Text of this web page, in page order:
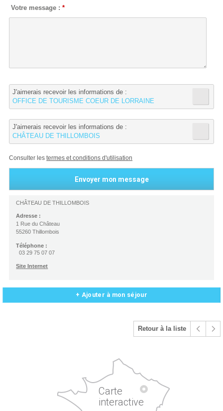
Votre message :*
J'aimerais recevoir les informations de :
OFFICE DE TOURISME COEUR DE LORRAINE
J'aimerais recevoir les informations de :
CHÂTEAU DE THILLOMBOIS
Consulter lestermes et conditions d'utilisation
CHÂTEAU DE THILLOMBOIS
Adresse :
1 Rue du Château
55260 Thillombois
Téléphone :
03 29 75 07 07
Site Internet
+ Ajouter à mon séjour
Retour à la liste
Carte
interactive